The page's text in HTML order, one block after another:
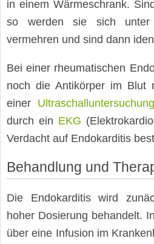
in einem Wärmeschrank.
so werden sie sich unter
vermehren und sind dann
Bei einer rheumatischen
noch die Antikörper im Blut
einer Ultraschalluntersuchung
durch ein EKG
Verdacht auf Endokarditis
Behandlung und
Die Endokarditis wird
hoher Dosierung behandelt.
über eine Infusion im